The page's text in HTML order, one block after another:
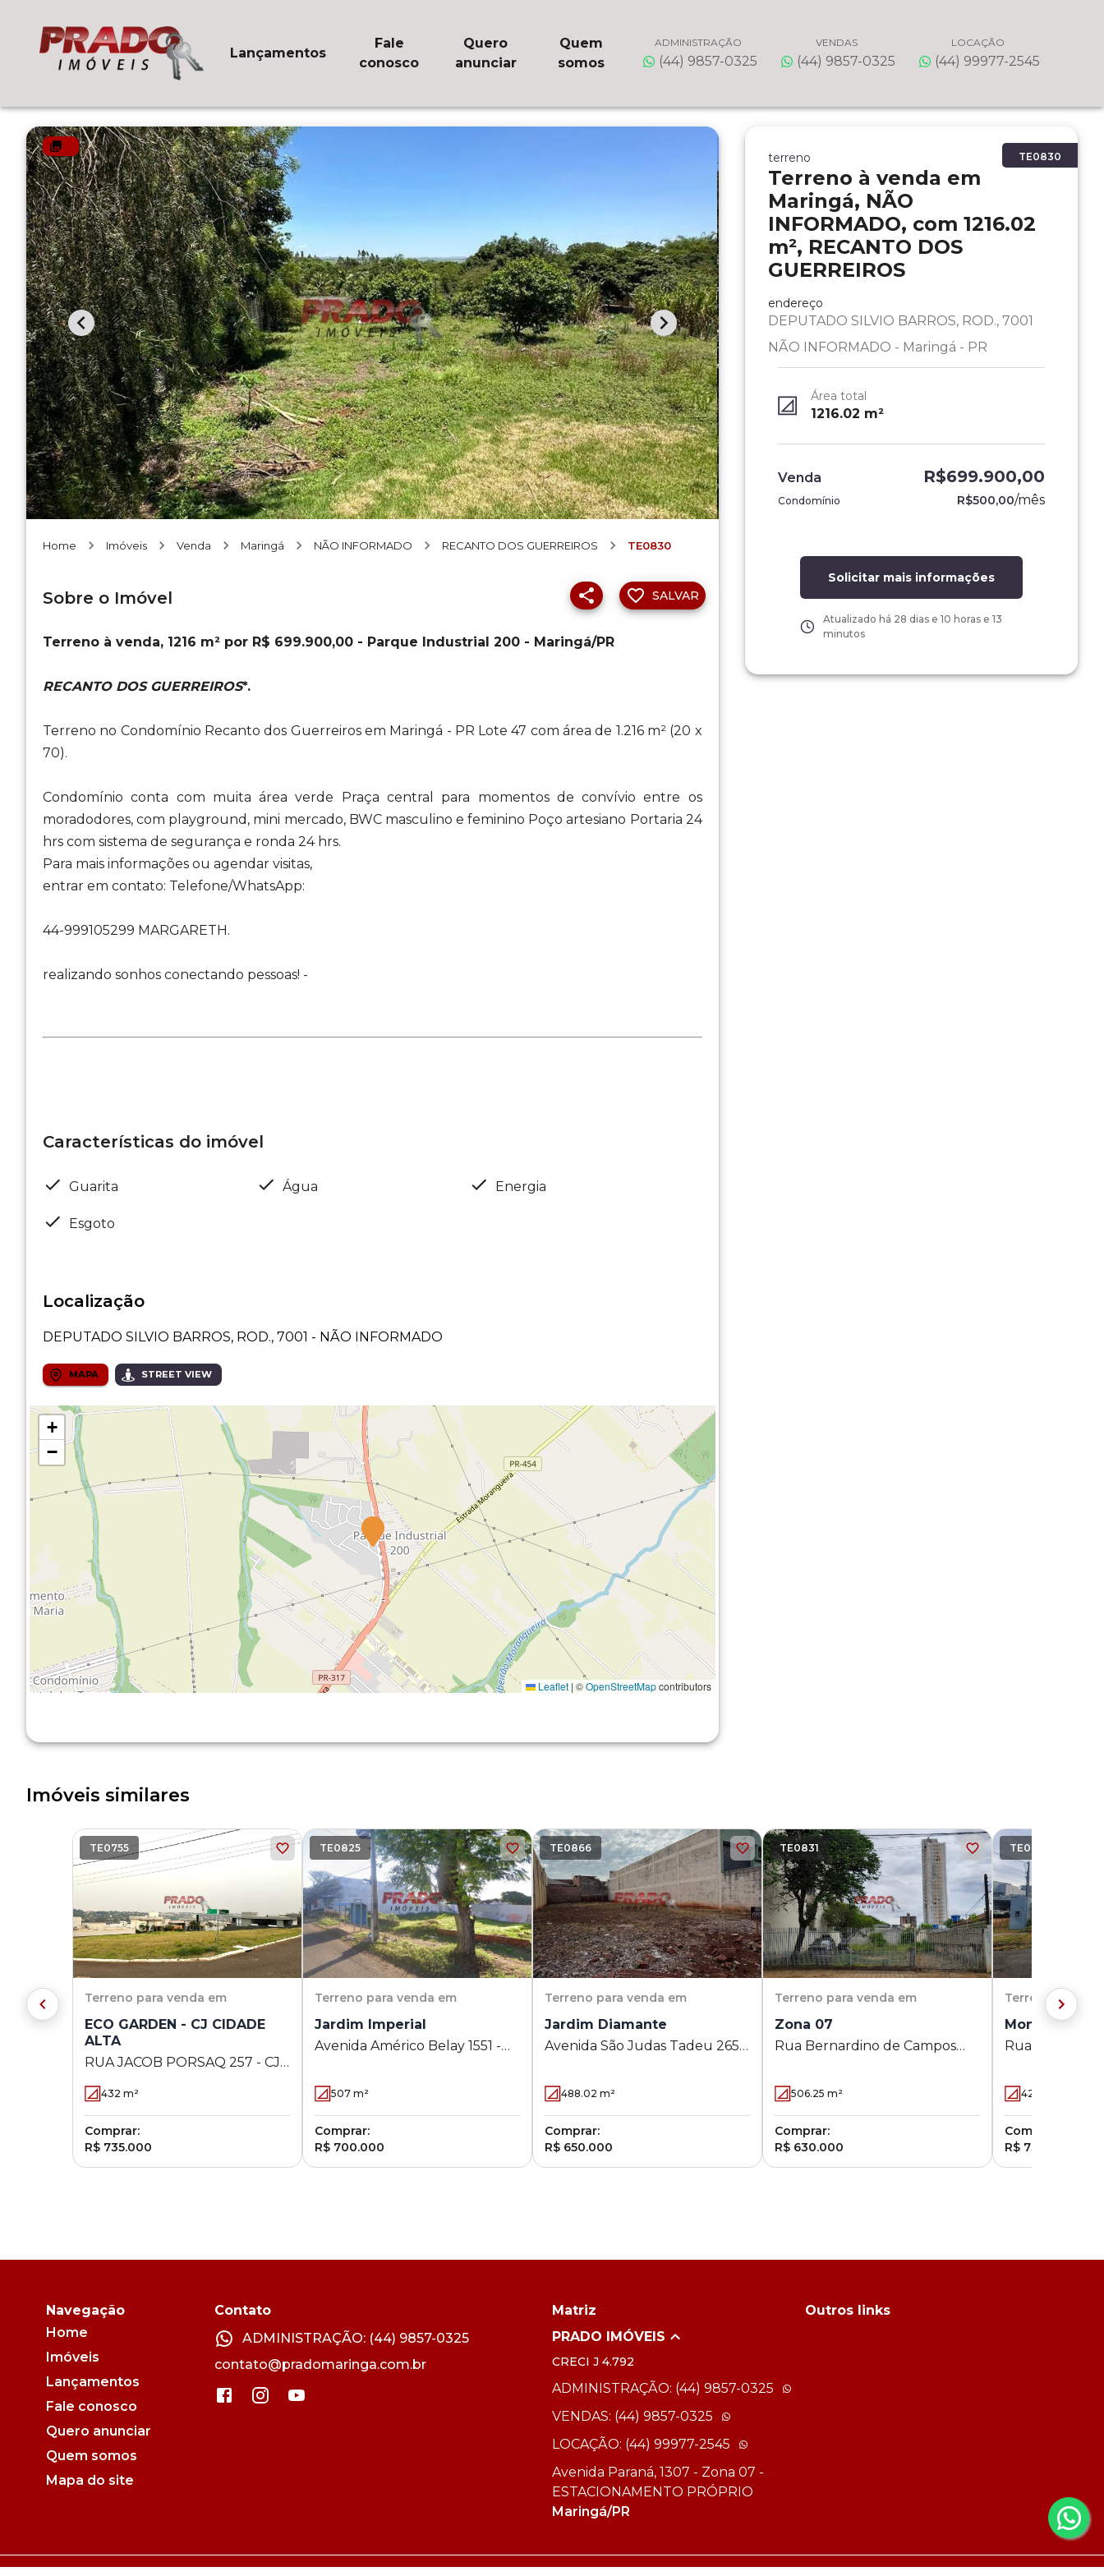
Lançamentos
Fale
conosco
Quero
anunciar
Quem
somos
ADMINISTRAÇÃO
(44) 9857-0325
VENDAS
(44) 9857-0325
LOCAÇÃO
(44) 99977-2545
Home Imóveis Venda Maringá NÃO INFORMADO RECANTO DOS GUERREIROS TE0830
Sobre o Imóvel
Terreno à venda, 1216 m² por R$ 699.900,00 - Parque Industrial 200 - Maringá/PR
RECANTO DOS GUERREIROS*.
Terreno no Condomínio Recanto dos Guerreiros em Maringá - PR Lote 47 com área de 1.216 m² (20 x
70).
Condomínio conta com muita área verde Praça central para momentos de convívio entre os
moradodores, com playground, mini mercado, BWC masculino e feminino Poço artesiano Portaria 24
hrs com sistema de segurança e ronda 24 hrs.
Para mais informações ou agendar visitas,
entrar em contato: Telefone/WhatsApp:
44-999105299 MARGARETH.
realizando sonhos conectando pessoas! -
SALVAR
Características do imóvel
Guarita Água Energia
Esgoto
Localização
DEPUTADO SILVIO BARROS, ROD., 7001 - NÃO INFORMADO
MAPA STREET VIEW
+
−
Leaflet | ©OpenStreetMapcontributors
TE0830
terreno
Terreno à venda em
Maringá, NÃO
INFORMADO, com 1216.02
m², RECANTO DOS
GUERREIROS
endereço
DEPUTADO SILVIO BARROS, ROD., 7001
NÃO INFORMADO - Maringá - PR
Área total
1216.02 m²
Venda R$699.900,00
Condomínio R$500,00/mês
Solicitar mais informações
Atualizado há 28 dias e 10 horas e 13
minutos
Imóveis similares
TE0755
Terreno para venda em
ECO GARDEN - CJ CIDADE
ALTA
RUA JACOB PORSAQ 257 - CJ
432 m²
Comprar:
R$ 735.000
TE0825
Terreno para venda em
Jardim Imperial
Avenida Américo Belay 1551 -
507 m²
Comprar:
R$ 700.000
TE0866
Terreno para venda em
Jardim Diamante
Avenida São Judas Tadeu 2650
PR
488.02 m²
Comprar:
R$ 650.000
TE0831
Terreno para venda em
Zona 07
Rua Bernardino de Campos
506.25 m²
Comprar:
R$ 630.000
TE0778
Terreno para
Monções
Rua Marino
420.51
Comprar:
R$ 730.000
Navegação
Home
Imóveis
Lançamentos
Fale conosco
Quero anunciar
Quem somos
Mapa do site
Contato
ADMINISTRAÇÃO: (44) 9857-0325
contato@pradomaringa.com.br
Matriz
PRADO IMÓVEIS
CRECI J 4.792
ADMINISTRAÇÃO: (44) 9857-0325
VENDAS: (44) 9857-0325
LOCAÇÃO: (44) 99977-2545
Avenida Paraná, 1307 - Zona 07 -
ESTACIONAMENTO PRÓPRIO
Maringá/PR
Outros links